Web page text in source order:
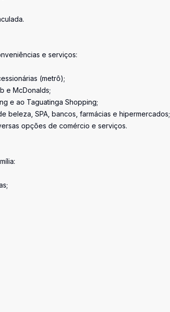
e serviços:
(metrô);
e McDonalds;
e ao Taguatinga Shopping;
beleza, SPA, bancos, farmácias e hipermercados;
opções de comércio e serviços.